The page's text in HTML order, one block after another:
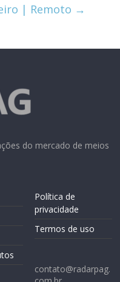
| Remoto →
do mercado de meios
Política de
privacidade
Termos de uso
contato@radarpag.